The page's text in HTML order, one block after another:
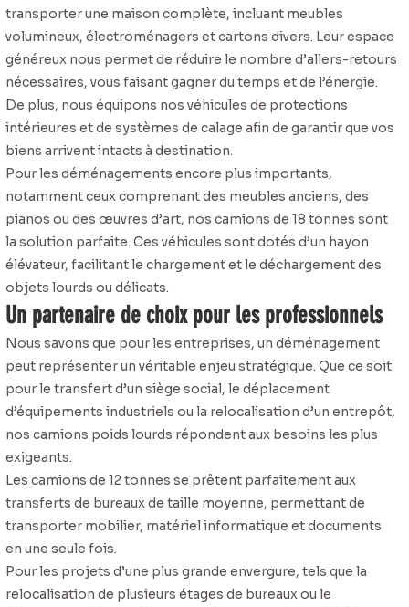
transporter une maison complète, incluant meubles
volumineux, électroménagers et cartons divers. Leur espace
généreux nous permet de réduire le nombre d’allers-retours
nécessaires, vous faisant gagner du temps et de l’énergie.
De plus, nous équipons nos véhicules de protections
intérieures et de systèmes de calage afin de garantir que vos
biens arrivent intacts à destination.
Pour les déménagements encore plus importants,
notamment ceux comprenant des meubles anciens, des
pianos ou des œuvres d’art, nos camions de 18 tonnes sont
la solution parfaite. Ces véhicules sont dotés d’un hayon
élévateur, facilitant le chargement et le déchargement des
objets lourds ou délicats.
Un partenaire de choix pour les professionnels
Nous savons que pour les entreprises, un déménagement
peut représenter un véritable enjeu stratégique. Que ce soit
pour le transfert d’un siège social, le déplacement
d’équipements industriels ou la relocalisation d’un entrepôt,
nos camions poids lourds répondent aux besoins les plus
exigeants.
Les camions de 12 tonnes se prêtent parfaitement aux
transferts de bureaux de taille moyenne, permettant de
transporter mobilier, matériel informatique et documents
en une seule fois.
Pour les projets d’une plus grande envergure, tels que la
relocalisation de plusieurs étages de bureaux ou le